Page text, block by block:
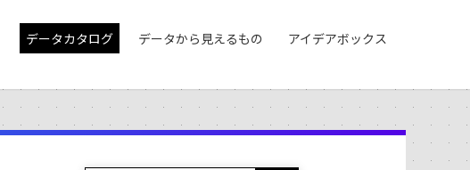
データカタログ データから見えるもの アイデアボックス